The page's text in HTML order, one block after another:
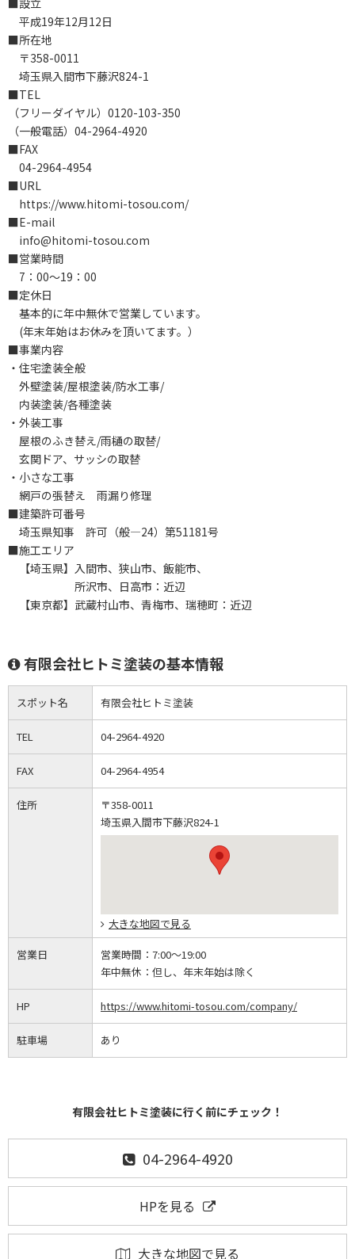
■設立
平成19年12月12日
■所在地
〒358-0011
埼玉県入間市下藤沢824-1
■TEL
（フリーダイヤル）0120-103-350
（一般電話）04-2964-4920
■FAX
04-2964-4954
■URL
https://www.hitomi-tosou.com/
■E-mail
info@hitomi-tosou.com
■営業時間
7：00～19：00
■定休日
基本的に年中無休で営業しています。
(年末年始はお休みを頂いてます。）
■事業内容
・住宅塗装全般
外壁塗装/屋根塗装/防水工事/
内装塗装/各種塗装
・外装工事
屋根のふき替え/雨樋の取替/
玄関ドア、サッシの取替
・小さな工事
網戸の張替え 雨漏り修理
■建築許可番号
埼玉県知事 許可（般―24）第51181号
■施工エリア
【埼玉県】入間市、狭山市、飯能市、
所沢市、日高市：近辺
【東京都】武蔵村山市、青梅市、瑞穂町：近辺
有限会社ヒトミ塗装の基本情報
スポット名 有限会社ヒトミ塗装
TEL 04-2964-4920
FAX 04-2964-4954
住所
〒358-0011
埼玉県入間市下藤沢824-1
大きな地図で見る
営業日 営業時間： 7:00～19:00
年中無休： 但し、年末年始は除く
HP https://www.hitomi-tosou.com/company/
駐車場 あり
有限会社ヒトミ塗装に行く前にチェック！
04-2964-4920
HPを見る
大きな地図で見る